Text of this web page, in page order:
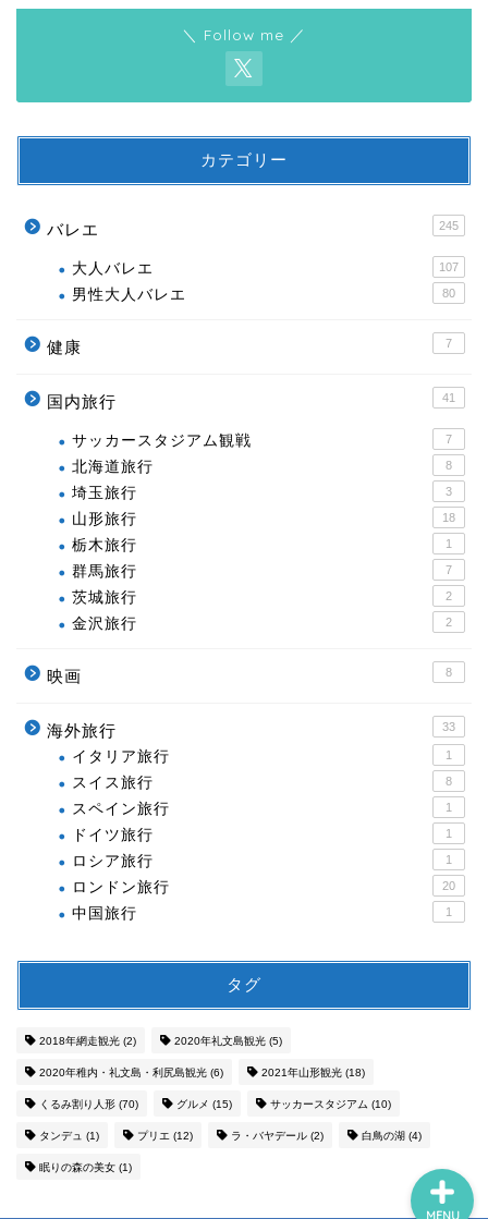
＼ Follow me ／
カテゴリー
バレエ 245
大人バレエ 107
男性大人バレエ 80
健康 7
国内旅行 41
サッカースタジアム観戦 7
北海道旅行 8
埼玉旅行 3
山形旅行 18
栃木旅行 1
群馬旅行 7
茨城旅行 2
金沢旅行 2
映画 8
海外旅行 33
イタリア旅行 1
スイス旅行 8
スペイン旅行 1
ドイツ旅行 1
ロシア旅行 1
ロンドン旅行 20
中国旅行 1
タグ
2018年網走観光 (2) 2020年礼文島観光 (5)
2020年稚内・礼文島・利尻島観光 (6) 2021年山形観光 (18)
くるみ割り人形 (70) グルメ (15) サッカースタジアム (10)
タンデュ (1) プリエ (12) ラ・バヤデール (2) 白鳥の湖 (4)
眠りの森の美女 (1)